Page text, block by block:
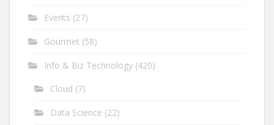
Events (27)
Gourmet (58)
Info & Biz Technology (420)
Cloud (7)
Data Science (22)